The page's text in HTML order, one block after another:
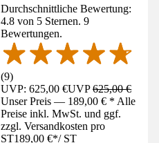
Durchschnittliche Bewertung:
4.8 von 5 Sternen. 9
Bewertungen.
(9)
UVP: 625,00 €UVP625,00 €
Unser Preis — 189,00 € * Alle
Preise inkl. MwSt. und ggf.
zzgl. Versandkosten pro
ST189,00 €*/ ST